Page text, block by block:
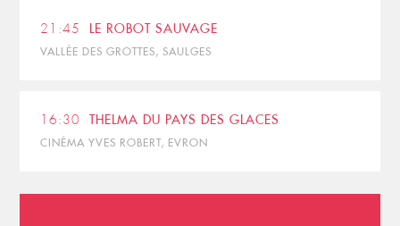
21:45 LE ROBOT SAUVAGE
VALLÉE DES GROTTES, SAULGES
16:30 THELMA DU PAYS DES GLACES
CINÉMA YVES ROBERT, EVRON